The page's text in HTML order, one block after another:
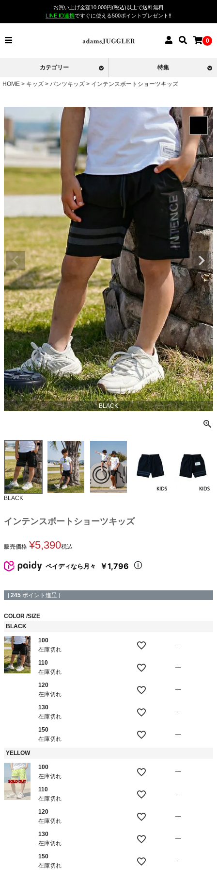
お買い上げ金額10,000円(税込)以上で送料無料
LINE ID連携ですぐに使える500ポイントプレゼント!!
0
カテゴリー 特集
HOME キッズ パンツキッズ インテンスボートショーツキッズ
BLACK
BLACK
インテンスボートショーツキッズ
販売価格 ¥5,390税込
ペイディなら月々 ￥1,796
[ 245 ポイント進呈 ]
COLOR SIZE
BLACK
100
在庫切れ
—
110
在庫切れ
—
120
在庫切れ
—
130
在庫切れ
—
150
在庫切れ
—
YELLOW
100
在庫切れ
—
110
在庫切れ
—
120
在庫切れ
—
130
在庫切れ
—
150
在庫切れ
—